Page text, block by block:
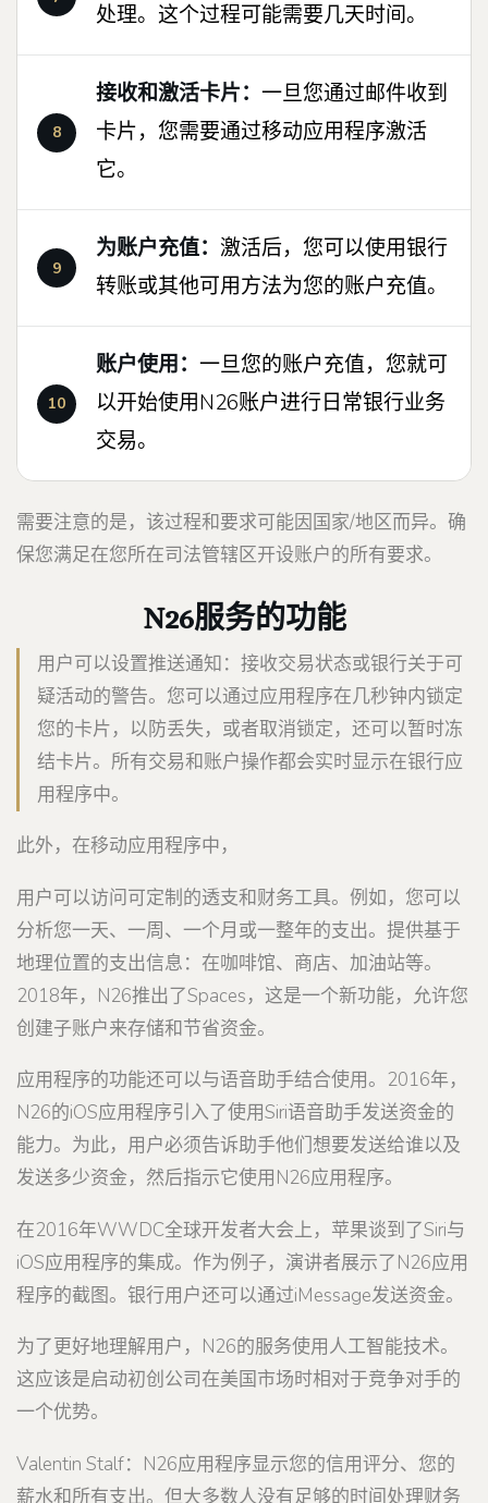
处理。这个过程可能需要几天时间。
接收和激活卡片： 一旦您通过邮件收到
卡片，您需要通过移动应用程序激活
它。
为账户充值： 激活后，您可以使用银行
转账或其他可用方法为您的账户充值。
账户使用： 一旦您的账户充值，您就可
以开始使用N26账户进行日常银行业务
交易。
需要注意的是，该过程和要求可能因国家/地区而异。确
保您满足在您所在司法管辖区开设账户的所有要求。
N26服务的功能
用户可以设置推送通知：接收交易状态或银行关于可
疑活动的警告。您可以通过应用程序在几秒钟内锁定
您的卡片，以防丢失，或者取消锁定，还可以暂时冻
结卡片。所有交易和账户操作都会实时显示在银行应
用程序中。
此外，在移动应用程序中，
用户可以访问可定制的透支和财务工具。例如，您可以
分析您一天、一周、一个月或一整年的支出。提供基于
地理位置的支出信息：在咖啡馆、商店、加油站等。
2018年，N26推出了Spaces，这是一个新功能，允许您
创建子账户来存储和节省资金。
应用程序的功能还可以与语音助手结合使用。2016年，
N26的iOS应用程序引入了使用Siri语音助手发送资金的
能力。为此，用户必须告诉助手他们想要发送给谁以及
发送多少资金，然后指示它使用N26应用程序。
在2016年WWDC全球开发者大会上，苹果谈到了Siri与
iOS应用程序的集成。作为例子，演讲者展示了N26应用
程序的截图。银行用户还可以通过iMessage发送资金。
为了更好地理解用户，N26的服务使用人工智能技术。
这应该是启动初创公司在美国市场时相对于竞争对手的
一个优势。
Valentin Stalf：N26应用程序显示您的信用评分、您的
薪水和所有支出。但大多数人没有足够的时间处理财务